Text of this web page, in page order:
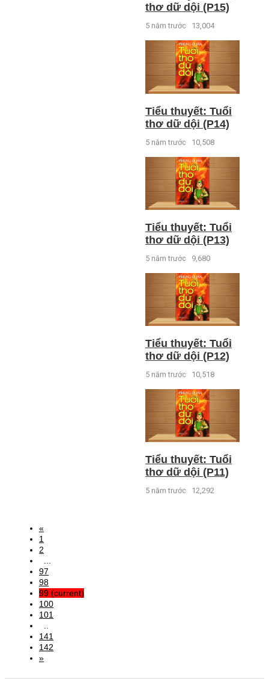
thơ dữ dội (P15)
5 năm trước 13,004
Tiểu thuyết: Tuổi
thơ dữ dội (P14)
5 năm trước 10,508
Tiểu thuyết: Tuổi
thơ dữ dội (P13)
5 năm trước 9,680
Tiểu thuyết: Tuổi
thơ dữ dội (P12)
5 năm trước 10,518
Tiểu thuyết: Tuổi
thơ dữ dội (P11)
5 năm trước 12,292
«
1
2
...
97
98
99 (current)
100
101
..
141
142
»